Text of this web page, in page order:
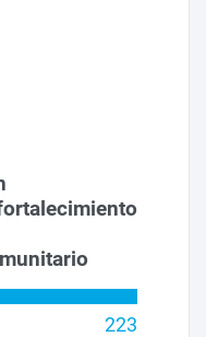
en
223